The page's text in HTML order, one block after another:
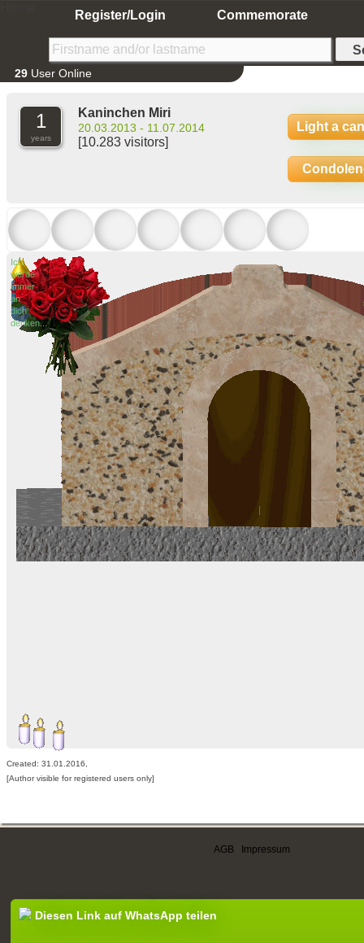
Register/Login Commemorate
29 User Online
1
years
Kaninchen Miri
20.03.2013 - 11.07.2014
[10.283 visitors]
Light a
Ich
werde
immer
an
dich
denken...
Created: 31.01.2016,
[Author visible for registered users only]
AGB Impressum
Diesen Link auf WhatsApp teilen